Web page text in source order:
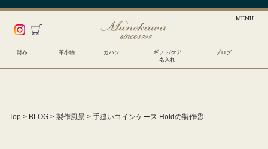
財布 革小物 カバン
ギフト/ケア
名入れ
ブログ
Top > BLOG > 製作風景 > 手縫いコインケース Holdの製作②